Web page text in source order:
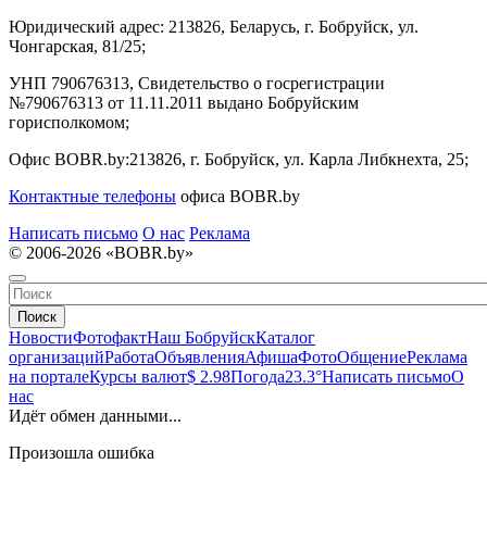
Юридический адрес: 213826, Беларусь, г. Бобруйск, ул.
Чонгарская, 81/25;
УНП 790676313, Свидетельство о госрегистрации
№790676313 от 11.11.2011 выдано Бобруйским
горисполкомом;
Офис BOBR.by:213826, г. Бобруйск, ул. Карла Либкнехта, 25;
Контактные телефоны офиса BOBR.by
Написать письмо О нас Реклама
© 2006-2026 «BOBR.by»
Поиск
НовостиФотофактНаш БобруйскКаталог
организацийРаботаОбъявленияАфишаФотоОбщениеРеклама
на порталеКурсы валют$ 2.98Погода23.3°Написать письмоО
нас
Идёт обмен данными...
Произошла ошибка